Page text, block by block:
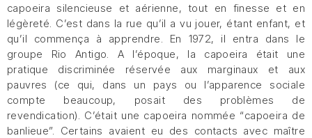
capoeira silencieuse et aérienne, tout en finesse et en
légèreté. C’est dans la rue qu’il a vu jouer, étant enfant, et
qu’il commença à apprendre. En 1972, il entra dans le
groupe Rio Antigo. A l’époque, la capoeira était une
pratique discriminée réservée aux marginaux et aux
pauvres (ce qui, dans un pays ou l’apparence sociale
compte beaucoup, posait des problèmes de
revendication). C’était une capoeira nommée “capoeira de
banlieue”. Certains avaient eu des contacts avec maître